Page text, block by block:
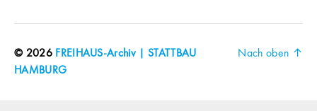
© 2026 FREIHAUS-Archiv | STATTBAU
HAMBURG
Nach oben ↑